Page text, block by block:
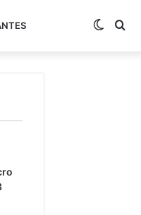
Switch